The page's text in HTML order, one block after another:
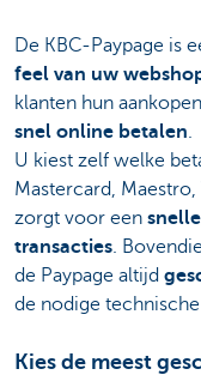
De KBC-Paypage is
feel van uw
klanten hun
snel online betalen.
U kiest zelf welke
Mastercard, Maestro,
zorgt voor een
transacties.
de Paypage altijd
de nodige
Kies de meest